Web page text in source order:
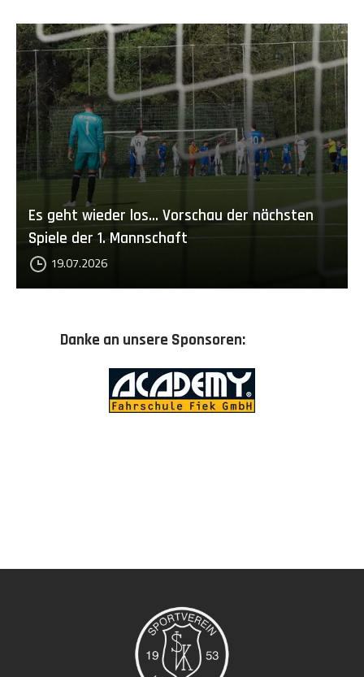
Es geht wieder los... Vorschau der nächsten
Spiele der 1. Mannschaft
19.07.2026
Danke an unsere Sponsoren: